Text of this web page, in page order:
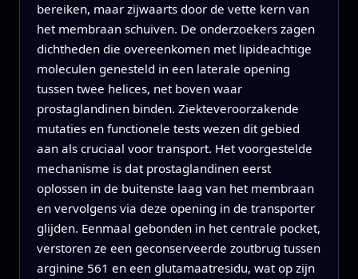
bereiken, maar zijwaarts door de vette kern van
het membraan schuiven. De onderzoekers zagen
dichtheden die overeenkomen met lipideachtige
moleculen genesteld in een laterale opening
tussen twee helices, net boven waar
prostaglandinen binden. Ziekteveroorzakende
mutaties en functionele tests wezen dit gebied
aan als cruciaal voor transport. Het voorgestelde
mechanisme is dat prostaglandinen eerst
oplossen in de buitenste laag van het membraan
en vervolgens via deze opening in de transporter
glijden. Eenmaal gebonden in het centrale pocket,
verstoren ze een geconserveerde zoutbrug tussen
arginine 561 en een glutamaatresidu, wat op zijn